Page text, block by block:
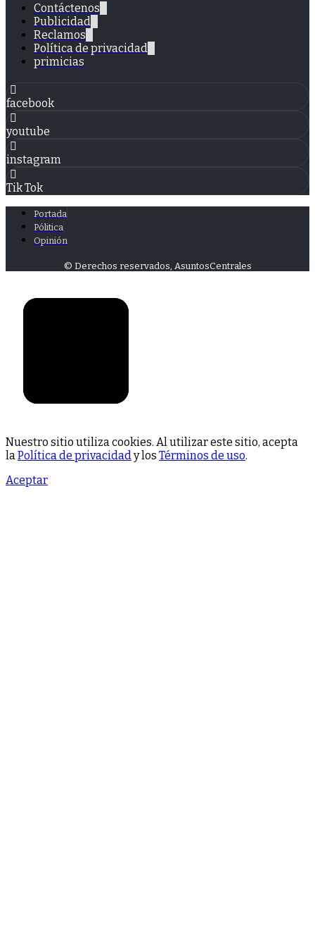
Contáctenos
Publicidad
Reclamos
Política de privacidad
primicias
facebook
youtube
instagram
Tik Tok
Portada
Pólitica
Opinión
© Derechos reservados, AsuntosCentrales
Nuestro sitio utiliza cookies. Al utilizar este sitio, acepta
laPolítica de privacidady los Términos de uso.
Aceptar